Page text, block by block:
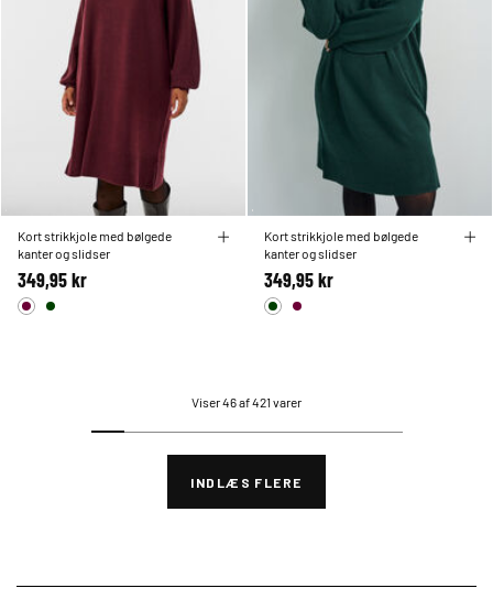
Kort strikkjole med bølgede
kanter og slidser
349,95 kr
Kort strikkjole med bølgede
kanter og slidser
349,95 kr
Viser 46 af 421 varer
INDLÆS FLERE